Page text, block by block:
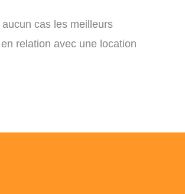
cas les meilleurs
relation avec une location